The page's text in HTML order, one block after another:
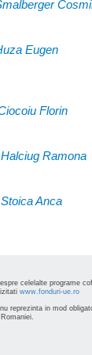
Eugen
Florin
Ramona
Anca
celelalte programe
www.fonduri-ue.ro
reprezinta in mod